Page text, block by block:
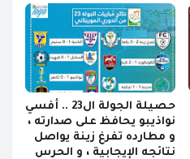
حصيلة الجولة ال23 .. أفسي
نواذيبو يحافظ على صدارته ،
و مطارده تفرغ زينة يواصل
نتائجه الإيجابية ، و الحرس